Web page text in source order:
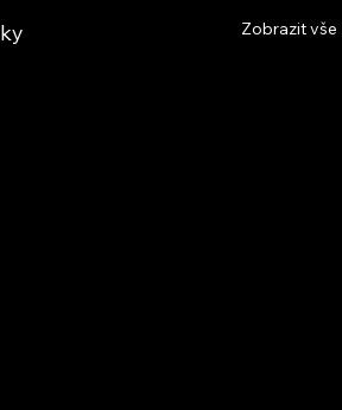
Zobrazit vše